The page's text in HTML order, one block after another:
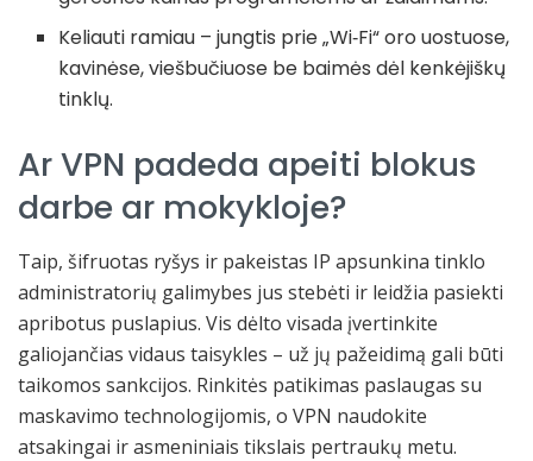
Keliauti ramiau – jungtis prie „Wi‑Fi“ oro uostuose,
kavinėse, viešbučiuose be baimės dėl kenkėjiškų
tinklų.
Ar VPN padeda apeiti blokus
darbe ar mokykloje?
Taip, šifruotas ryšys ir pakeistas IP apsunkina tinklo
administratorių galimybes jus stebėti ir leidžia pasiekti
apribotus puslapius. Vis dėlto visada įvertinkite
galiojančias vidaus taisykles – už jų pažeidimą gali būti
taikomos sankcijos. Rinkitės patikimas paslaugas su
maskavimo technologijomis, o VPN naudokite
atsakingai ir asmeniniais tikslais pertraukų metu.